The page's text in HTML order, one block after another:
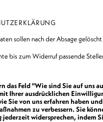
sollen nach der Absage
bis zum Widerruf passende
das Feld "Wie sind Sie auf uns
Ihrer ausdrücklichen
Sie von uns erfahren haben
zu verbessern. Sie
jederzeit widersprechen, indem